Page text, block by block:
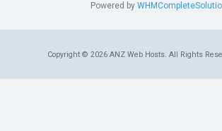
Powered by
Copyright © 2026 ANZ Web Hosts. All Rights